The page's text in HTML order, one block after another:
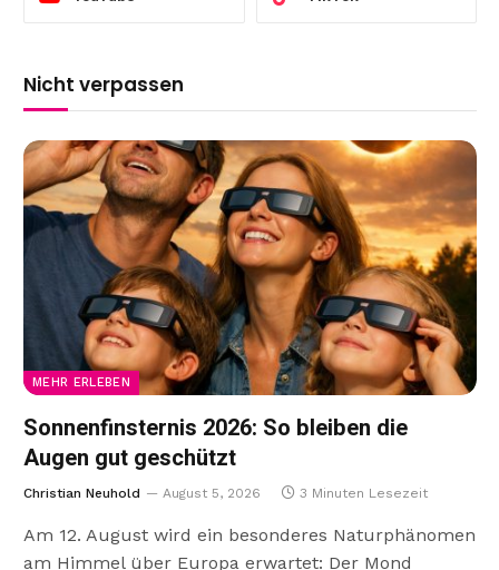
Nicht verpassen
MEHR ERLEBEN
Sonnenfinsternis 2026: So bleiben die
Augen gut geschützt
Christian Neuhold August 5, 2026 3 Minuten Lesezeit
Am 12. August wird ein besonderes Naturphänomen
am Himmel über Europa erwartet: Der Mond